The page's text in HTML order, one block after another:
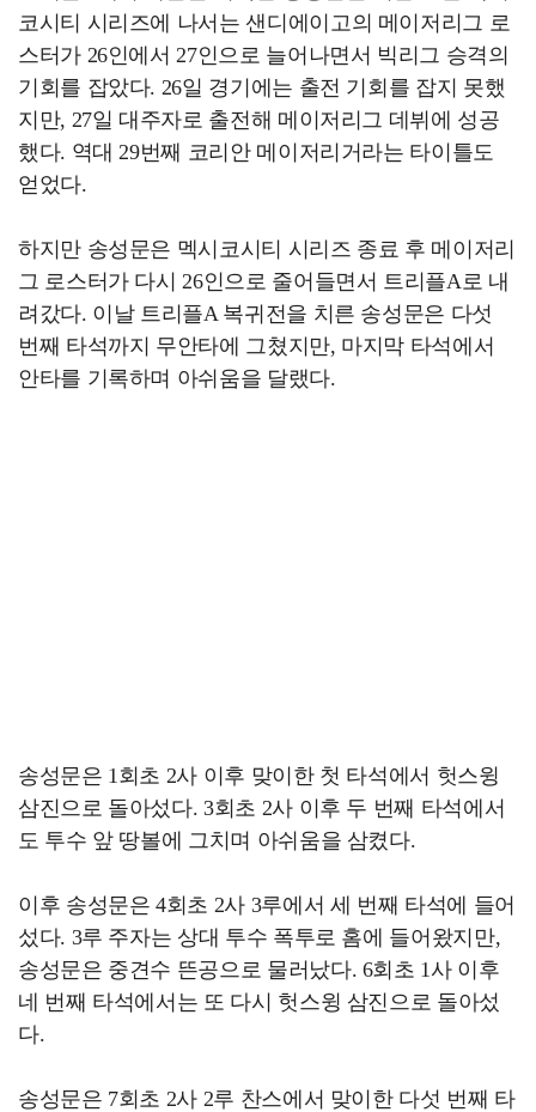
코시티 시리즈에 나서는 샌디에이고의 메이저리그 로
스터가 26인에서 27인으로 늘어나면서 빅리그 승격의
기회를 잡았다. 26일 경기에는 출전 기회를 잡지 못했
지만, 27일 대주자로 출전해 메이저리그 데뷔에 성공
했다. 역대 29번째 코리안 메이저리거라는 타이틀도
얻었다.
하지만 송성문은 멕시코시티 시리즈 종료 후 메이저리
그 로스터가 다시 26인으로 줄어들면서 트리플A로 내
려갔다. 이날 트리플A 복귀전을 치른 송성문은 다섯
번째 타석까지 무안타에 그쳤지만, 마지막 타석에서
안타를 기록하며 아쉬움을 달랬다.
송성문은 1회초 2사 이후 맞이한 첫 타석에서 헛스윙
삼진으로 돌아섰다. 3회초 2사 이후 두 번째 타석에서
도 투수 앞 땅볼에 그치며 아쉬움을 삼켰다.
이후 송성문은 4회초 2사 3루에서 세 번째 타석에 들어
섰다. 3루 주자는 상대 투수 폭투로 홈에 들어왔지만,
송성문은 중견수 뜬공으로 물러났다. 6회초 1사 이후
네 번째 타석에서는 또 다시 헛스윙 삼진으로 돌아섰
다.
송성문은 7회초 2사 2루 찬스에서 맞이한 다섯 번째 타